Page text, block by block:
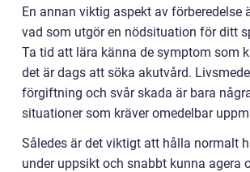
En annan viktig aspekt av förberedelse
vad som utgör en nödsituation för ditt
Ta tid att lära känna de symptom som
det är dags att söka akutvård.
förgiftning och svår skada är bara
situationer som kräver omedelbar
Således är det viktigt att hålla normalt
under uppsikt och snabbt kunna agera